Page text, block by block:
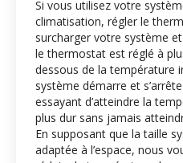
Si vous utilisez votre
climatisation, régler le
surcharger votre système
le thermostat est réglé à
dessous de la température
système démarre et
essayant d’atteindre la
plus dur sans jamais
En supposant que la taille
adaptée à l’espace, nous